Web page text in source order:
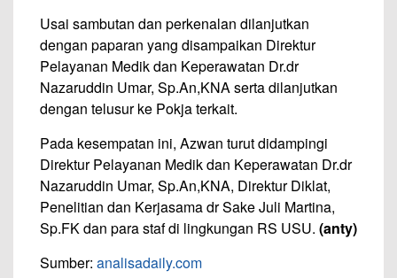
Usai sambutan dan perkenalan dilanjutkan
dengan paparan yang disampaikan Direktur
Pelayanan Medik dan Keperawatan Dr.dr
Nazaruddin Umar, Sp.An,KNA serta dilanjutkan
dengan telusur ke Pokja terkait.
Pada kesempatan ini, Azwan turut didampingi
Direktur Pelayanan Medik dan Keperawatan Dr.dr
Nazaruddin Umar, Sp.An,KNA, Direktur Diklat,
Penelitian dan Kerjasama dr Sake Juli Martina,
Sp.FK dan para staf di lingkungan RS USU. (anty)
Sumber: analisadaily.com